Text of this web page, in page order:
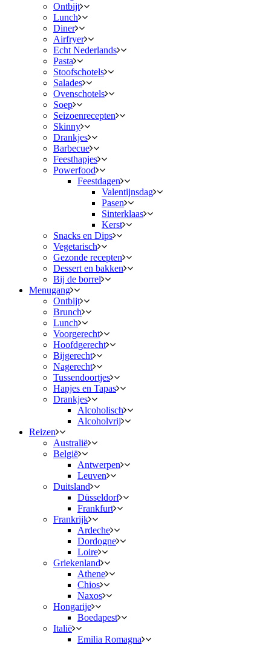
Ontbijt
Lunch
Diner
Airfryer
Echt Nederlands
Pasta
Stoofschotels
Salades
Ovenschotels
Soep
Seizoenrecepten
Skinny
Drankjes
Barbecue
Feesthapjes
Powerfood
Feestdagen
Valentijnsdag
Pasen
Sinterklaas
Kerst
Snacks en Dips
Vegetarisch
Gezonde recepten
Dessert en bakken
Bij de borrel
Menugang
Ontbijt
Brunch
Lunch
Voorgerecht
Hoofdgerecht
Bijgerecht
Nagerecht
Tussendoortjes
Hapjes en Tapas
Drankjes
Alcoholisch
Alcoholvrij
Reizen
Australië
België
Antwerpen
Leuven
Duitsland
Düsseldorf
Frankfurt
Frankrijk
Ardeche
Dordogne
Loire
Griekenland
Athene
Chios
Naxos
Hongarije
Boedapest
Italië
Emilia Romagna